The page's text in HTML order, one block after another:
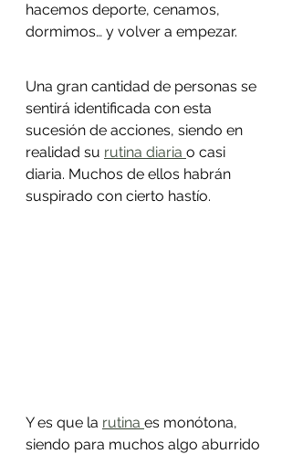
hacemos deporte, cenamos,
dormimos… y volver a empezar.
Una gran cantidad de personas se
sentirá identificada con esta
sucesión de acciones, siendo en
realidad su rutina diaria o casi
diaria. Muchos de ellos habrán
suspirado con cierto hastío.
Y es que la rutina es monótona,
siendo para muchos algo aburrido